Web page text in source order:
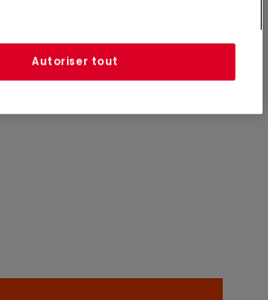
Autoriser tout